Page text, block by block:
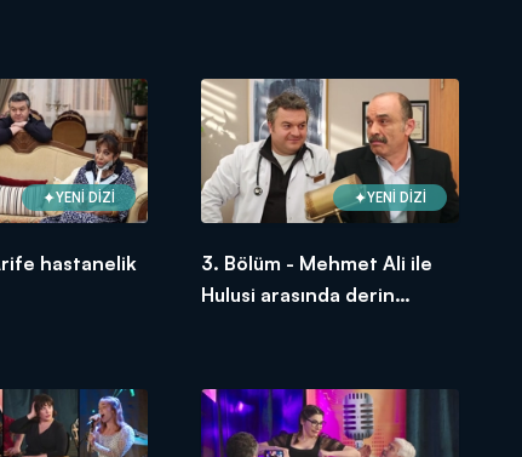
YENİ DİZİ
hastanelik
YENİ DİZİ
3. Bölüm - Mehmet Ali ile
Hulusi arasında derin